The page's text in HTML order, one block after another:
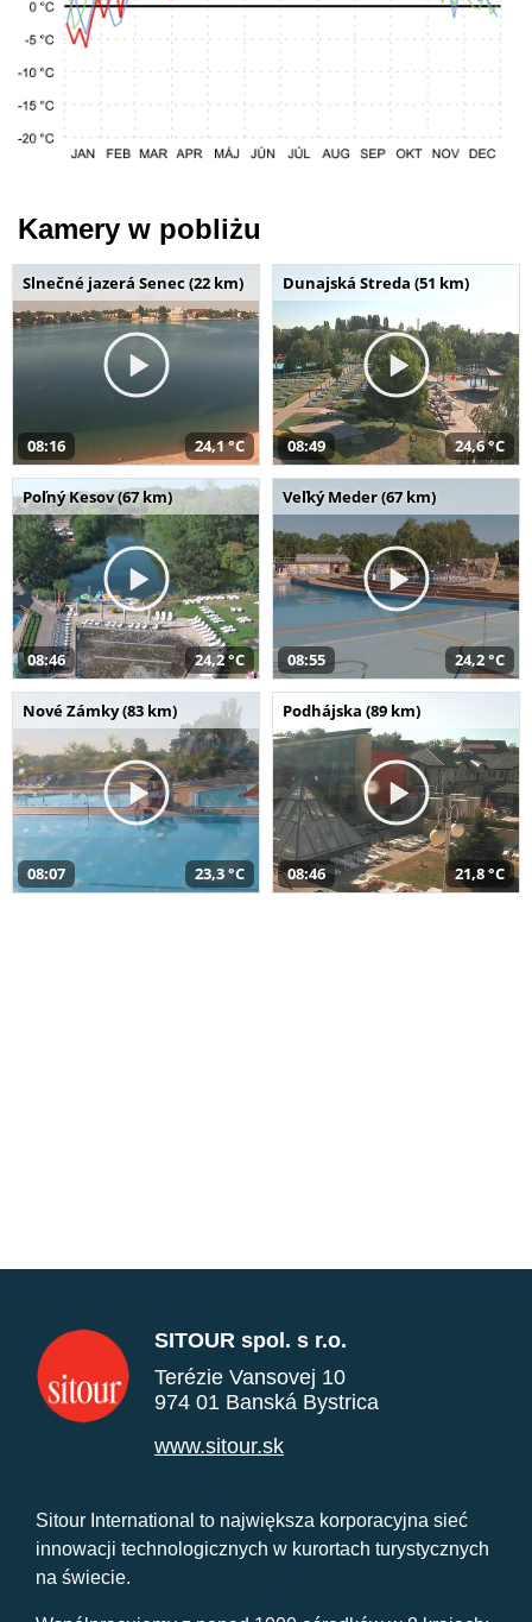
Kamery w pobliżu
Slnečné jazerá Senec (22 km)
08:16 24,1 °C
Dunajská Streda (51 km)
08:49 24,6 °C
Poľný Kesov (67 km)
08:46 24,2 °C
Veľký Meder (67 km)
08:55 24,2 °C
Nové Zámky (83 km)
08:07 23,3 °C
Podhájska (89 km)
08:46 21,8 °C
SITOUR spol. s r.o.
Terézie Vansovej 10
974 01 Banská Bystrica
www.sitour.sk
Sitour International to największa korporacyjna sieć
innowacji technologicznych w kurortach turystycznych
na świecie.